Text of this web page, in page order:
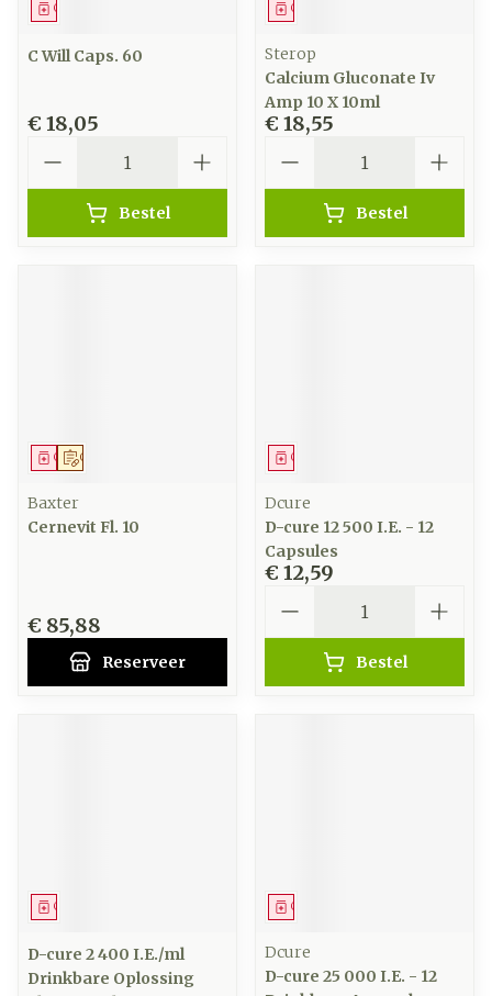
Geneesmiddel
C Will Caps. 60
€ 18,05
Bestel
Geneesmiddel
Sterop
Calcium Gluconate Iv
Amp 10 X 10ml
€ 18,55
Bestel
Op voorschrift
Geneesmiddel
Baxter
Cernevit Fl. 10
€ 85,88
Reserveer
Geneesmiddel
Dcure
D-cure 12 500 I.E. - 12
Capsules
€ 12,59
Bestel
Geneesmiddel
D-cure 2 400 I.E./ml
Drinkbare Oplossing
Geneesmiddel
Dcure
D-cure 25 000 I.E. - 12